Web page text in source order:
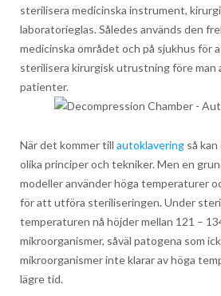
sterilisera medicinska instrument,
laboratorieglas. Således används den
medicinska området och på sjukhus för
sterilisera kirurgisk utrustning före man
patienter.
När det kommer till autoklaveringså kan
olika principer och tekniker. Men en
modeller använder höga temperaturer
för att utföra steriliseringen. Under
temperaturen nå höjder mellan 121 –
mikroorganismer, såväl patogena som
mikroorganismer inte klarar av höga
lägre tid.